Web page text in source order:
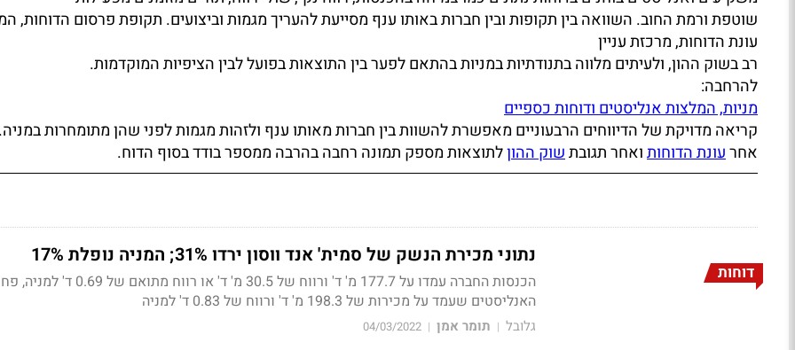
שוטפת ורמת החוב. השוואה בין תקופות ובין חברות באותו ענף מסייעת להעריך מגמות וביצועים. תקופת פרסום הדוחות,
עונת הדוחות, מרכזת עניין
רב בשוק ההון, ולעיתים מלווה בתנודתיות במניות בהתאם לפער בין התוצאות בפועל לבין הציפיות המוקדמות.
להרחבה:
מניות, המלצות אנליסטים ודוחות כספיים
קריאה מדויקת של הדיווחים הרבעוניים מאפשרת להשוות בין חברות מאותו ענף ולזהות מגמות לפני שהן מתומחרות
אחרעונת הדוחותואחר תגובתשוק ההוןלתוצאות מספק תמונה רחבה בהרבה ממספר בודד בסוף הדוח.
דוחות
נתוני מכירת הנשק של סמית' אנד ווסון ירדו 31%; המניה נופלת 17%
הכנסות החברה עמדו על 177.7 מ' ד' ורווח של 30.5 מ' ד'
האנליסטים שעמד על מכירות של 198.3 מ' ד' ורווח של 0.83 ד' למניה
גלובל | תומר אמן |
04/03/2022